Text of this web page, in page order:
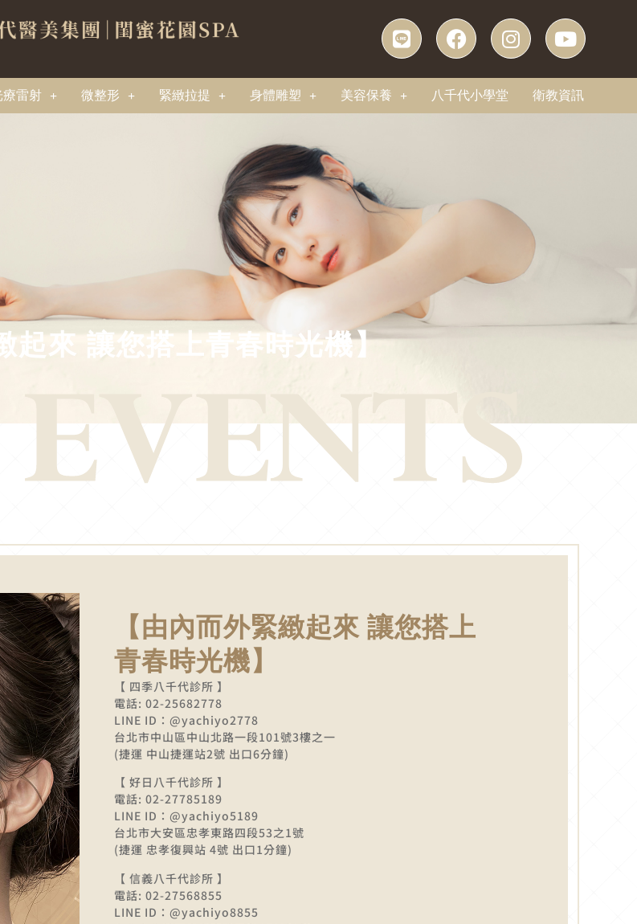
療雷射 微整形 緊緻拉提 身體雕塑 美容保養 八千代小學堂 衛教資訊
起來 讓您搭上青春時光機】
【由內而外緊緻起來 讓您搭上
青春時光機】
【 四季八千代診所 】
電話: 02-25682778
LINE ID：@yachiyo2778
台北市中山區中山北路一段101號3樓之一
(捷運 中山捷運站2號 出口6分鐘)
【 好日八千代診所 】
電話: 02-27785189
LINE ID：@yachiyo5189
台北市大安區忠孝東路四段53之1號
(捷運 忠孝復興站 4號 出口1分鐘)
【 信義八千代診所 】
電話: 02-27568855
LINE ID：@yachiyo8855